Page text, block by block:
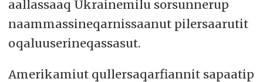
aallassaaq Ukrainemilu sorsunnerup
naammassineqarnissaanut pilersaarutit
oqaluuserineqassasut.
Amerikamiut qullersaqarfiannit sapaatip